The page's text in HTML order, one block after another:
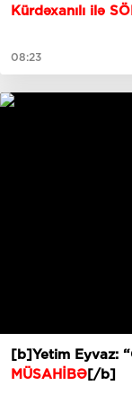
Kürdəxanılı ilə
08:23
[b]Yetim Eyvaz:
MÜSAHİBƏ[/b]